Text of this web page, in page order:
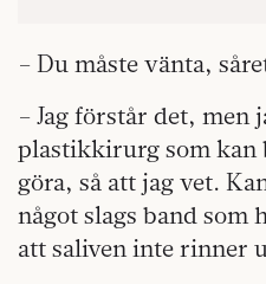
– Du måste vänta,
– Jag förstår det, men
plastikkirurg som kan
göra, så att jag vet.
något slags band som
att saliven inte rinner